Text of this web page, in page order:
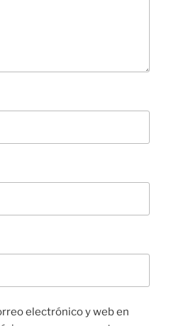
electrónico y web en